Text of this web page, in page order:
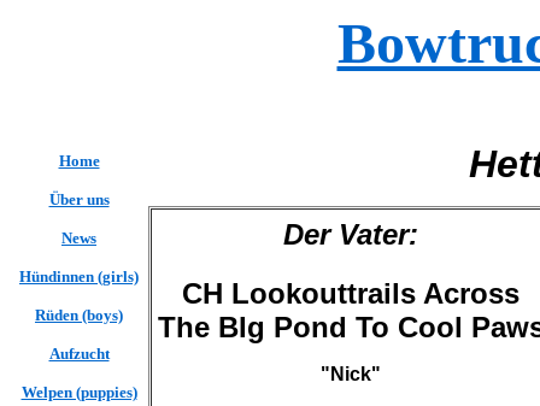
Home
Über uns
News
Hündinnen (girls)
Rüden (boys)
Aufzucht
Welpen (puppies)
Der Vater:
CH Lookouttrails Across
The BIg Pond To Cool
"Nick"